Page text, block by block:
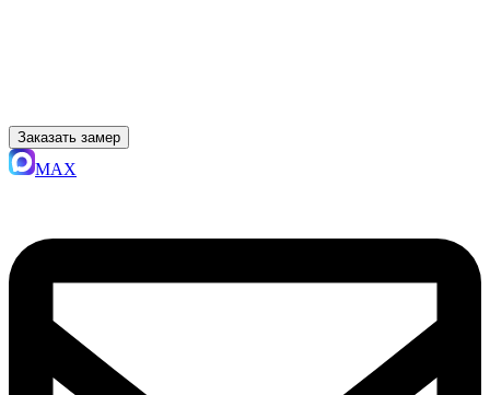
Заказать замер
MAX